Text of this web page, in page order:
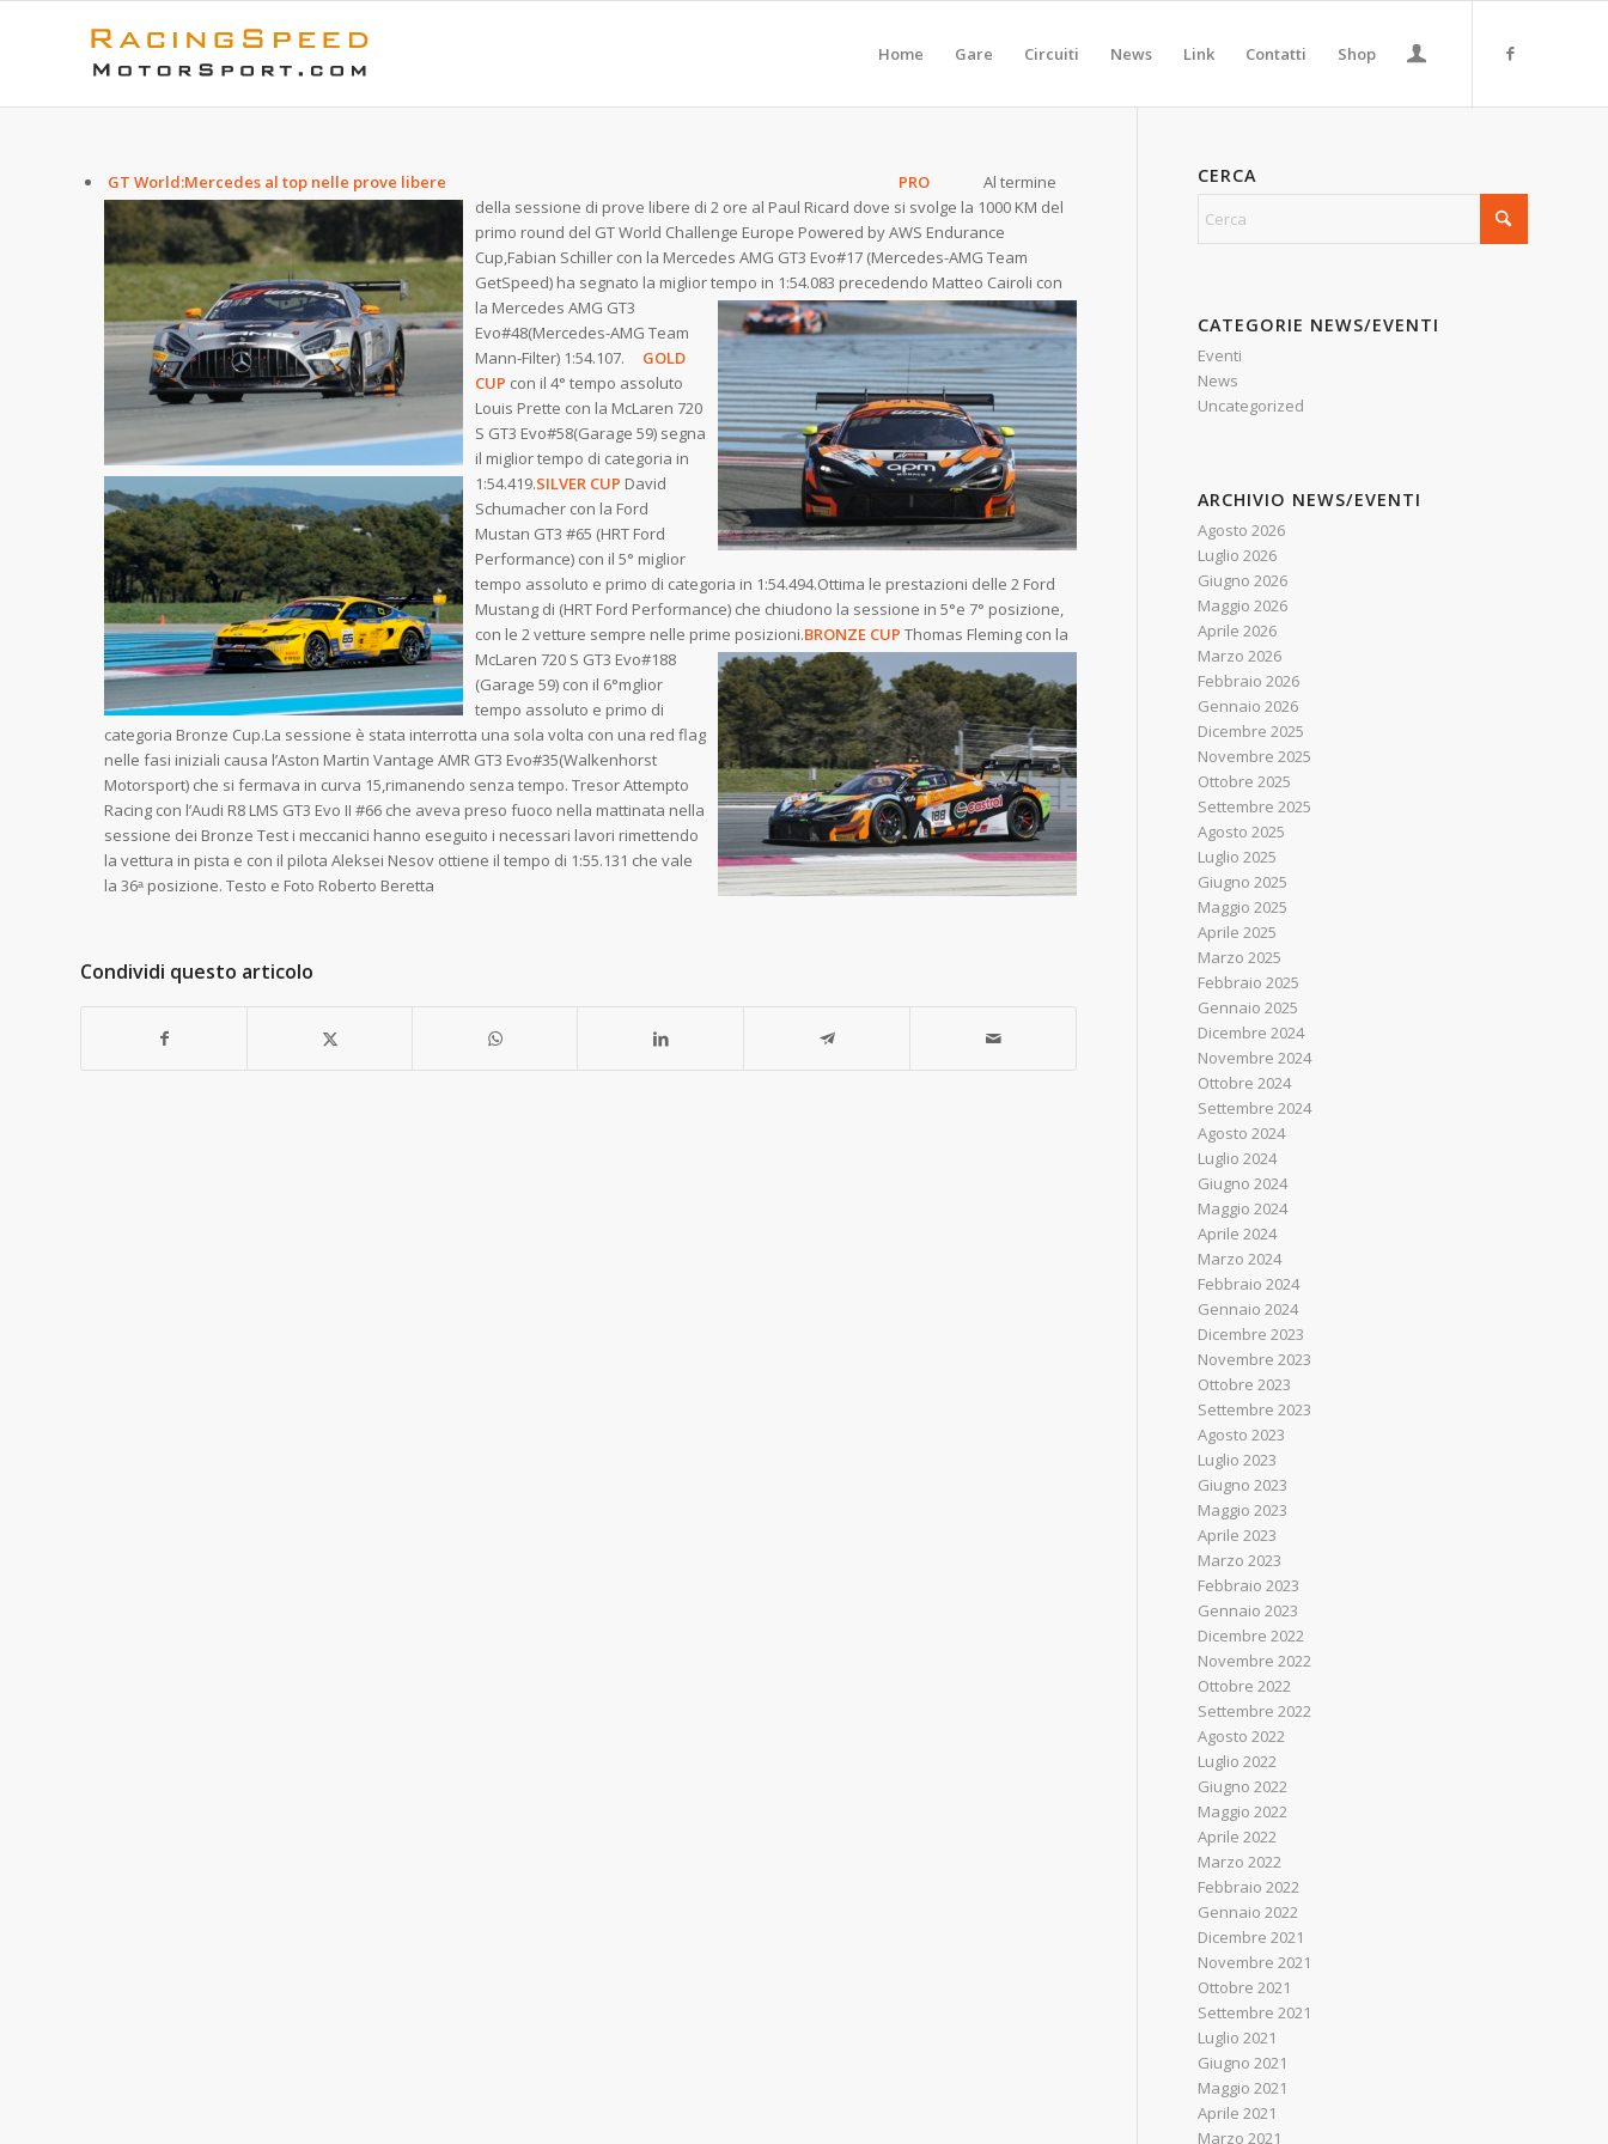
Home Gare Circuiti News Link Contatti Shop
GT World:Mercedes al top nelle prove libere PRO
Al termine
della sessione di prove libere di 2 ore al Paul Ricard dove si svolge la 1000 KM del
primo round del GT World Challenge Europe Powered by AWS Endurance
Cup,Fabian Schiller con la Mercedes AMG GT3 Evo#17 (Mercedes-AMG Team
GetSpeed) ha segnato la miglior tempo in 1:54.083 precedendo Matteo Cairoli con
la Mercedes AMG GT3
Evo#48(Mercedes-AMG Team
Mann-Filter) 1:54.107.
GOLD
CUP con il 4° tempo assoluto
Louis Prette con la McLaren 720
S GT3 Evo#58(Garage 59) segna
il migliortempo di categoria in
1:54.419.SILVER CUP David
Schumacher con la Ford
Mustan GT3 #65 (HRT Ford
Performance) con il 5° miglior
tempo assoluto e primo di categoria in 1:54.494.Ottima le prestazioni delle 2 Ford
Mustang di (HRT Ford Performance) che chiudono la sessione in 5°e 7° posizione,
con le 2 vetture sempre nelle prime posizioni.BRONZE CUP Thomas Fleming con la
McLaren 720 S GT3 Evo#188
(Garage 59) con il 6°mglior
tempo assoluto e primo di
categoria Bronze Cup.La sessione è stata interrotta una sola volta con una red flag
nelle fasi iniziali causa l’Aston Martin Vantage AMR GT3 Evo#35(Walkenhorst
Motorsport) che si fermava in curva 15,rimanendo senza tempo. Tresor Attempto
Racing con l’Audi R8 LMS GT3 Evo II #66 che aveva preso fuoco nella mattinata nella
sessione dei Bronze Test i meccanici hanno eseguito i necessari lavori rimettendo
la vettura in pista e con il pilota Aleksei Nesov ottiene il tempo di 1:55.131 che vale
la 36ᵃ posizione. Testo e Foto Roberto Beretta
Condividi questo articolo
CERCA
CATEGORIE NEWS/EVENTI
Eventi
News
Uncategorized
ARCHIVIO NEWS/EVENTI
Agosto 2026
Luglio 2026
Giugno 2026
Maggio 2026
Aprile 2026
Marzo 2026
Febbraio 2026
Gennaio 2026
Dicembre 2025
Novembre 2025
Ottobre 2025
Settembre 2025
Agosto 2025
Luglio 2025
Giugno 2025
Maggio 2025
Aprile 2025
Marzo 2025
Febbraio 2025
Gennaio 2025
Dicembre 2024
Novembre 2024
Ottobre 2024
Settembre 2024
Agosto 2024
Luglio 2024
Giugno 2024
Maggio 2024
Aprile 2024
Marzo 2024
Febbraio 2024
Gennaio 2024
Dicembre 2023
Novembre 2023
Ottobre 2023
Settembre 2023
Agosto 2023
Luglio 2023
Giugno 2023
Maggio 2023
Aprile 2023
Marzo 2023
Febbraio 2023
Gennaio 2023
Dicembre 2022
Novembre 2022
Ottobre 2022
Settembre 2022
Agosto 2022
Luglio 2022
Giugno 2022
Maggio 2022
Aprile 2022
Marzo 2022
Febbraio 2022
Gennaio 2022
Dicembre 2021
Novembre 2021
Ottobre 2021
Settembre 2021
Luglio 2021
Giugno 2021
Maggio 2021
Aprile 2021
Marzo 2021